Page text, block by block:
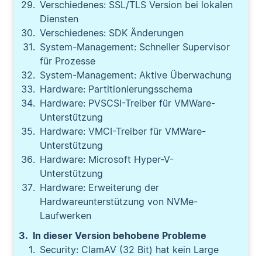
Verschiedenes: SSL/TLS Version bei lokalen
Diensten
Verschiedenes: SDK Änderungen
System-Management: Schneller Supervisor
für Prozesse
System-Management: Aktive Überwachung
Hardware: Partitionierungsschema
Hardware: PVSCSI-Treiber für VMWare-
Unterstützung
Hardware: VMCI-Treiber für VMWare-
Unterstützung
Hardware: Microsoft Hyper-V-
Unterstützung
Hardware: Erweiterung der
Hardwareunterstützung von NVMe-
Laufwerken
In dieser Version behobene Probleme
Security: ClamAV (32 Bit) hat kein Large